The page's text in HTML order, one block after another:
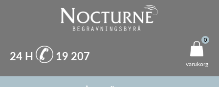
Hoppa
till
o
c
24 H 19 207
0
varukorg